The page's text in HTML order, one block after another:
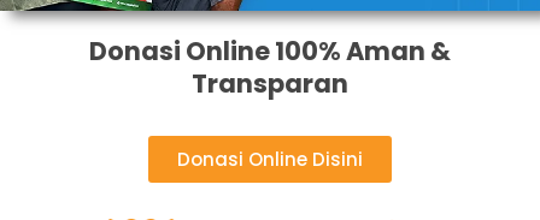
Donasi Online 100% Aman &
Transparan
Donasi Online Disini